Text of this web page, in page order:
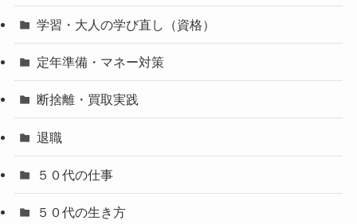
学習・大人の学び直し（資格）
定年準備・マネー対策
断捨離・買取実践
退職
５０代の仕事
５０代の生き方